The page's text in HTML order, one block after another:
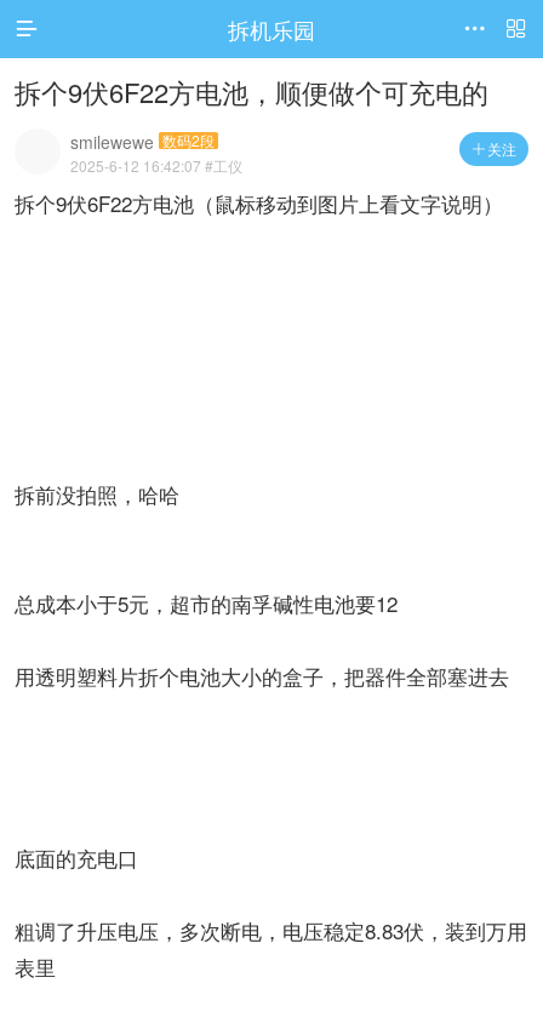
访问电脑版
 拆机乐园 

拆个9伏6F22方电池，顺便做个可充电的
 关注
smilewewe 数码2段
2025-6-12 16:42:07 #工仪
拆个9伏6F22方电池（鼠标移动到图片上看文字说明）
拆前没拍照，哈哈
总成本小于5元，超市的南孚碱性电池要12
用透明塑料片折个电池大小的盒子，把器件全部塞进去
底面的充电口
粗调了升压电压，多次断电，电压稳定8.83伏，装到万用
表里